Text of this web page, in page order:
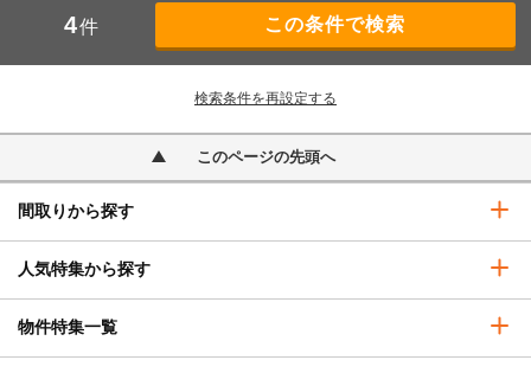
4件
検索条件を再設定する
このページの先頭へ
間取りから探す
人気特集から探す
物件特集一覧